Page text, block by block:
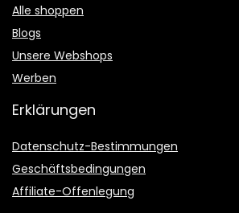
Alle shoppen
Blogs
Unsere Webshops
Werben
Erklärungen
Datenschutz-Bestimmungen
Geschäftsbedingungen
Affiliate-Offenlegung